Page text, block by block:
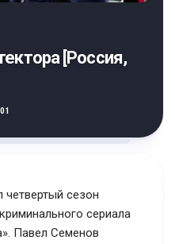
[Россия,
сезон
сериала
Павел Семенов